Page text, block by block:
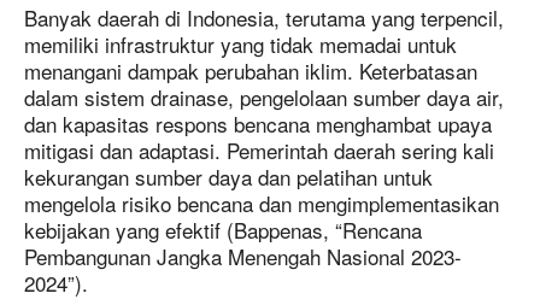
Banyak daerah di Indonesia, terutama yang terpencil,
memiliki infrastruktur yang tidak memadai untuk
menangani dampak perubahan iklim. Keterbatasan
dalam sistem drainase, pengelolaan sumber daya air,
dan kapasitas respons bencana menghambat upaya
mitigasi dan adaptasi. Pemerintah daerah sering kali
kekurangan sumber daya dan pelatihan untuk
mengelola risiko bencana dan mengimplementasikan
kebijakan yang efektif (Bappenas, “Rencana
Pembangunan Jangka Menengah Nasional 2023-
2024”).